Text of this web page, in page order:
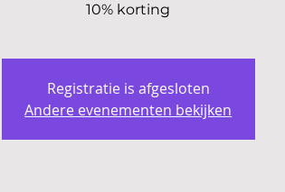
10% korting
Registratie is afgesloten
Andere evenementen bekijken